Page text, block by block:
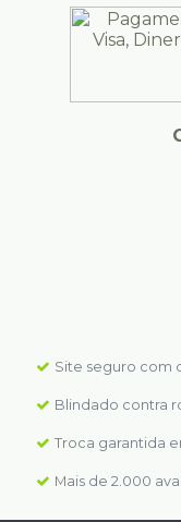
Site seguro com
Blindado contra
Troca garantida
Mais de 2.000